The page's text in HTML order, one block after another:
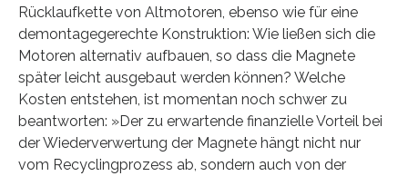
Rücklaufkette von Altmotoren, ebenso wie für eine
demontagegerechte Konstruktion: Wie ließen sich die
Motoren alternativ aufbauen, so dass die Magnete
später leicht ausgebaut werden können? Welche
Kosten entstehen, ist momentan noch schwer zu
beantworten: »Der zu erwartende finanzielle Vorteil bei
der Wiederverwertung der Magnete hängt nicht nur
vom Recyclingprozess ab, sondern auch von der